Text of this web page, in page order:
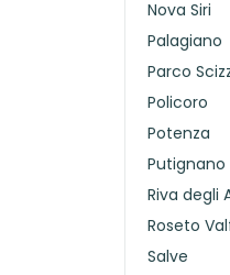
Nova Siri
Palagiano
Parco
Policoro
Potenza
Putignano
Riva degli
Roseto
Salve